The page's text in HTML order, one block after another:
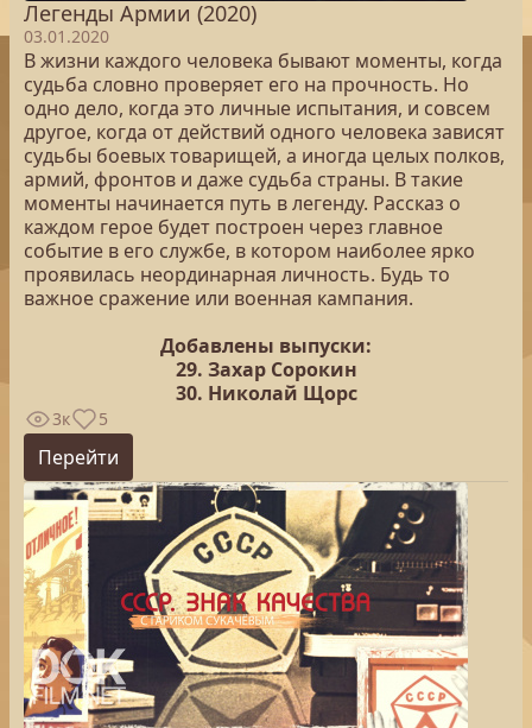
Легенды Армии (2020)
03.01.2020
В жизни каждого человека бывают моменты, когда
судьба словно проверяет его на прочность. Но
одно дело, когда это личные испытания, и совсем
другое, когда от действий одного человека зависят
судьбы боевых товарищей, а иногда целых полков,
армий, фронтов и даже судьба страны. В такие
моменты начинается путь в легенду. Рассказ о
каждом герое будет построен через главное
событие в его службе, в котором наиболее ярко
проявилась неординарная личность. Будь то
важное сражение или военная кампания.
Добавлены выпуски:
29. Захар Сорокин
30. Николай Щорс
3к 5
Перейти